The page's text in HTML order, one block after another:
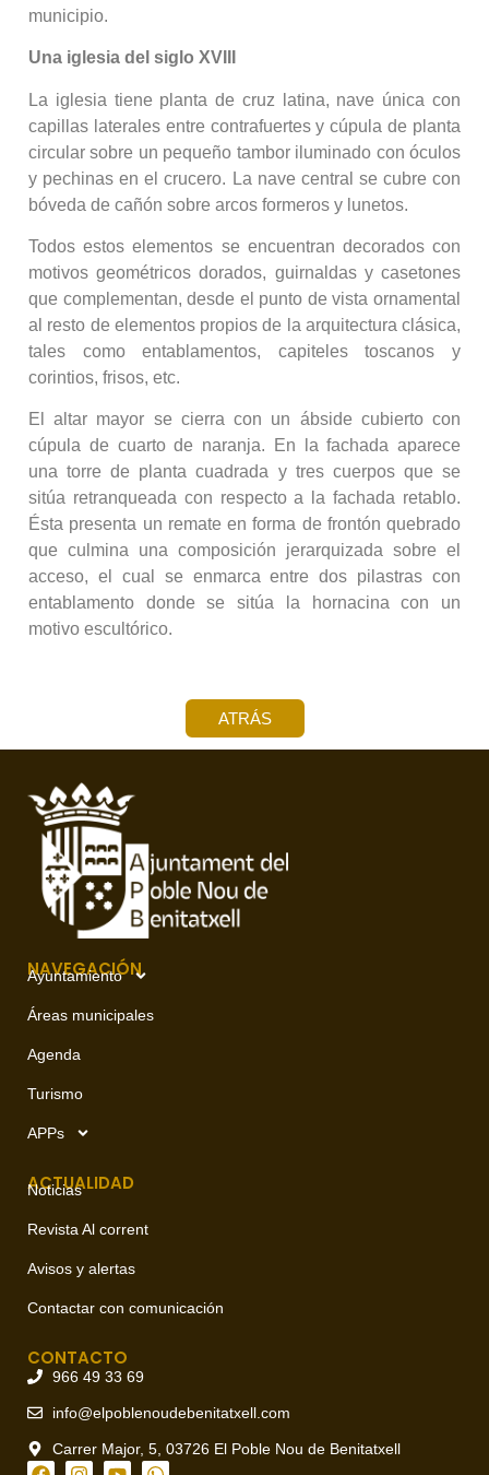
municipio.
Una iglesia del siglo XVIII
La iglesia tiene planta de cruz latina, nave única con
capillas laterales entre contrafuertes y cúpula de planta
circular sobre un pequeño tambor iluminado con óculos
y pechinas en el crucero. La nave central se cubre con
bóveda de cañón sobre arcos formeros y lunetos.
Todos estos elementos se encuentran decorados con
motivos geométricos dorados, guirnaldas y casetones
que complementan, desde el punto de vista ornamental
al resto de elementos propios de la arquitectura clásica,
tales como entablamentos, capiteles toscanos y
corintios, frisos, etc.
El altar mayor se cierra con un ábside cubierto con
cúpula de cuarto de naranja. En la fachada aparece
una torre de planta cuadrada y tres cuerpos que se
sitúa retranqueada con respecto a la fachada retablo.
Ésta presenta un remate en forma de frontón quebrado
que culmina una composición jerarquizada sobre el
acceso, el cual se enmarca entre dos pilastras con
entablamento donde se sitúa la hornacina con un
motivo escultórico.
ATRÁS
NAVEGACIÓN
Ayuntamiento
Áreas municipales
Agenda
Turismo
APPs
ACTUALIDAD
Noticias
Revista Al corrent
Avisos y alertas
Contactar con comunicación
CONTACTO
966 49 33 69
info@elpoblenoudebenitatxell.com
Carrer Major, 5, 03726 El Poble Nou de Benitatxell